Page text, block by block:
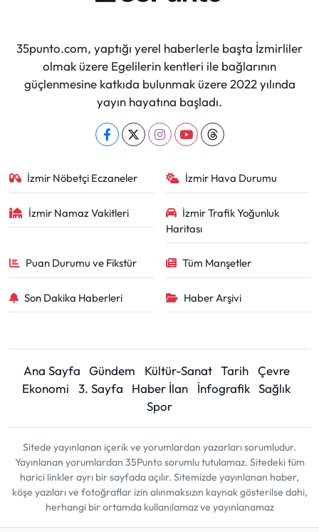
35punto.com, yaptığı yerel haberlerle başta İzmirliler
olmak üzere Egelilerin kentleri ile bağlarının
güçlenmesine katkıda bulunmak üzere 2022 yılında
yayın hayatına başladı.
İzmir Nöbetçi Eczaneler İzmir Hava Durumu
İzmir Namaz Vakitleri
İzmir Trafik Yoğunluk
Haritası
Puan Durumu ve Fikstür Tüm Manşetler
Son Dakika Haberleri Haber Arşivi
Ana Sayfa Gündem Kültür-Sanat Tarih
Çevre
Ekonomi
3. Sayfa Haber İlan İnfografik Sağlık
Spor
Sitede yayınlanan içerik ve yorumlardan yazarları sorumludur.
Yayınlanan yorumlardan 35Punto sorumlu tutulamaz. Sitedeki tüm
harici linkler ayrı bir sayfada açılır. Sitemizde yayınlanan haber,
köşe yazıları ve fotoğraflar izin alınmaksızın kaynak gösterilse dahi,
herhangi bir ortamda kullanılamaz ve yayınlanamaz